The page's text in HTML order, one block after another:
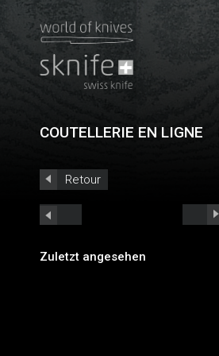
COUTELLERIE EN LIGNE
Retour
Zuletzt angesehen